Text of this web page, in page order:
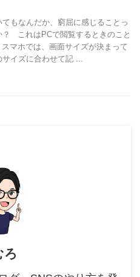
もなんだか、窮屈に感じることっ
？ これはPCで閲覧するときのこと
マホでは、画面サイズが決まって
サイズに合わせて記 ...
ろ